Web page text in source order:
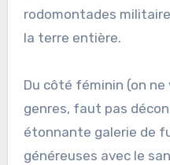
rodomontades
la terre entière.
Du côté féminin (on
genres, faut pas
étonnante galerie de
généreuses avec le